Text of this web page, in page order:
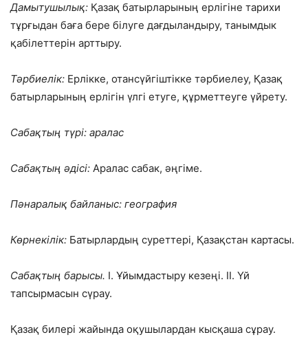
Дамытушылық: Қазақ батырларының ерлігіне тарихи
тұрғыдан баға бере білуге дағдыландыру, танымдык
қабілеттерін арттыру.
Тәрбиелік: Ерлікке, отансүйгіштікке тәрбиелеу, Қазақ
батырларының ерлігін үлгі етуге, құрметтеуге үйрету.
Сабақтың түрі: аралас
Сабақтың әдісі: Аралас сабак, әңгіме.
Пәнаралық байланыс: география
Көрнекілік: Батырлардың суреттері, Қазақстан картасы.
Сабақтың барысы. I. Ұйымдастыру кезеңі. II. Үй
тапсырмасын сүрау.
Қазақ билері жайында оқушылардан кысқаша сұрау.